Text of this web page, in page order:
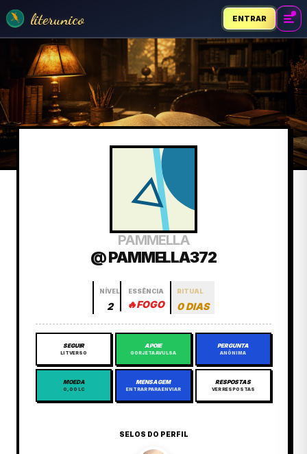
literunico ENTRAR
PAMMELLA
@ PAMMELLA372
NÍVEL
2
ESSÊNCIA
🔥FOGO
RITUAL
0 DIAS
SEGUIR
LITVERSO
APOIE
GORJETA AVULSA
PERGUNTA
ANÔNIMA
MOEDA
0,00 LC
MENSAGEM
ENTRAR PARA ENVIAR
RESPOSTAS
VER RESPOSTAS
SELOS DO PERFIL